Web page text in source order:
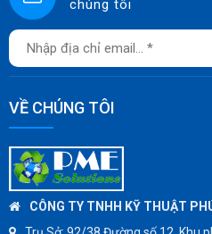
DKM
JOKWANG
HAWKS
ZETKAMA
BZE
DYNO
WEFLO
chúng tôi
VỀ CHÚNG TÔI
CÔNG TY TNHH KỸ THUẬT